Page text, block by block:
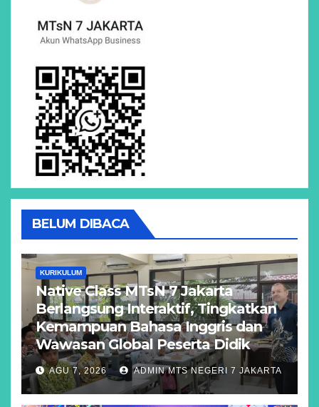
BELUM DIBACA
KURIKULUM
Native Class MTsN 7 Jakarta
Berlangsung Interaktif, Tingkatkan
Kemampuan Bahasa Inggris dan
Wawasan Global Peserta Didik
AGU 7, 2026 ADMIN MTS NEGERI 7 JAKARTA